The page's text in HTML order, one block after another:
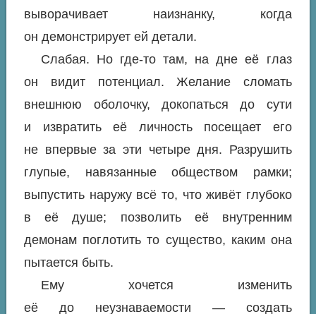
выворачивает наизнанку, когда
он демонстрирует ей детали.
Слабая. Но где-то там, на дне её глаз
он видит потенциал. Желание сломать
внешнюю оболочку, докопаться до сути
и извратить её личность посещает его
не впервые за эти четыре дня. Разрушить
глупые, навязанные обществом рамки;
выпустить наружу всё то, что живёт глубоко
в её душе; позволить её внутренним
демонам поглотить то существо, каким она
пытается быть.
Ему хочется изменить
её до неузнаваемости — создать